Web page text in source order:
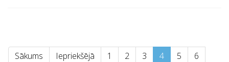
Sākums Iepriekšējā 1 2 3 4 5
6